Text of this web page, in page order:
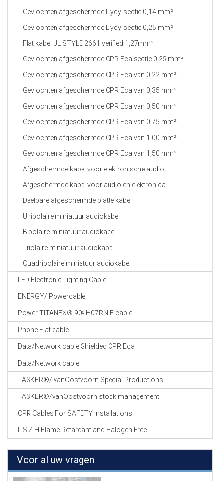
Gevlochten afgeschermde Liycy-sectie 0,14 mm²
Gevlochten afgeschermde Liycy-sectie 0,25 mm²
Flat kabel UL STYLE 2661 verified 1,27mm²
Gevlochten afgeschermde CPR Eca sectie 0,25 mm²
Gevlochten afgeschermde CPR Eca van 0,22 mm²
Gevlochten afgeschermde CPR Eca van 0,35 mm²
Gevlochten afgeschermde CPR Eca van 0,50 mm²
Gevlochten afgeschermde CPR Eca van 0,75 mm²
Gevlochten afgeschermde CPR Eca van 1,00 mm²
Gevlochten afgeschermde CPR Eca van 1,50 mm²
Afgeschermde kabel voor elektronische audio
Afgeschermde kabel voor audio en elektronica
Deelbare afgeschermde platte kabel
Unipolaire miniatuur audiokabel
Bipolaire miniatuur audiokabel
Triolaire miniatuur audiokabel
Quadripolaire miniatuur audiokabel
LED Electronic Lighting Cable
ENERGY/ Powercable
Power TITANEX® 90ᵒ H07RN-F cable
Phone Flat cable
Data/Network cable Shielded CPR Eca
Data/Network cable
TASKER®/ vanOostvoorn Special Productions
TASKER®/vanOostvoorn stock management
CPR Cables For SAFETY Installations
L.S.Z.H Flame Retardant and Halogen Free
Voor al uw vragen